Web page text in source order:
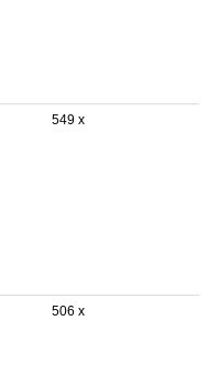
549 x
506 x